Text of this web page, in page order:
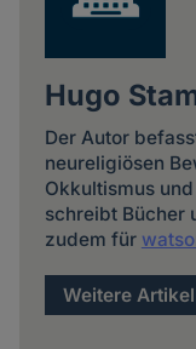
Hugo
Der Autor
neureligiösen
Okkultismus
schreibt Bücher
zudem für
Weitere